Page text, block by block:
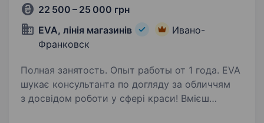
22 500 – 25 000 грн
EVA, лінія магазинів
Ивано-
Франковск
Полная занятость. Опыт работы от 1 года. EVA
шукає консультанта по догляду за обличчям
з досвідом роботи у сфері краси! Вмієш